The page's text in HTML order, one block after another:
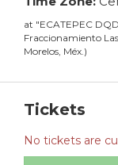
at "ECATEPEC
Fraccionamiento
Morelos, Méx.)
Tickets
No tickets are